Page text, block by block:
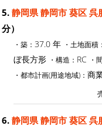
5. 静岡県 静岡市 葵区 呉
分）
・築： 37.0 年 ・土地面積：
ぼ長方形 ・構造： RC ・
・都市計画(用途地域)： 商
6. 静岡県 静岡市 葵区 呉